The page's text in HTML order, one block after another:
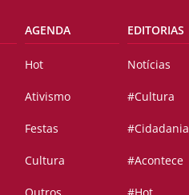
AGENDA
Hot
Ativismo
Festas
Cultura
EDITORIAS
Notícias
#Cultura
#Cidadania
#Acontece